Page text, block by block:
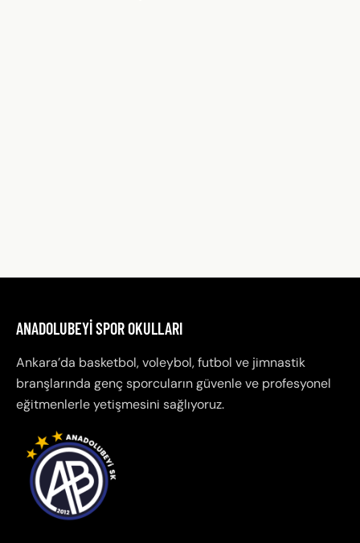
ANADOLUBEYI SPOR OKULLARI
Ankara’da basketbol, voleybol, futbol ve jimnastik
branşlarında genç sporcuların güvenle ve profesyonel
eğitmenlerle yetişmesini sağlıyoruz.